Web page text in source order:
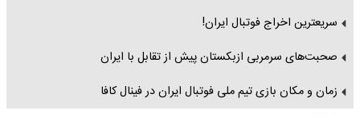
سریعترین اخراج فوتبال ایران!
صحبت‌های سرمربی ازبکستان پیش از تقابل با ایران
زمان و مکان بازی تیم ملی فوتبال ایران در فینال کافا